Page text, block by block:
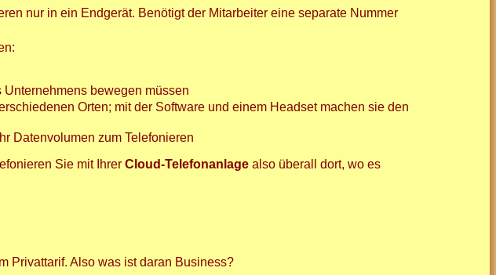
nur in ein Endgerät. Benötigt der Mitarbeiter eine separate Nummer
bewegen müssen
Orten; mit der Software und einem Headset machen sie den
Datenvolumen zum Telefonieren
Sie mit IhrerCloud-Telefonanlage also überall dort, wo es
Privattarif. Also was ist daran Business?